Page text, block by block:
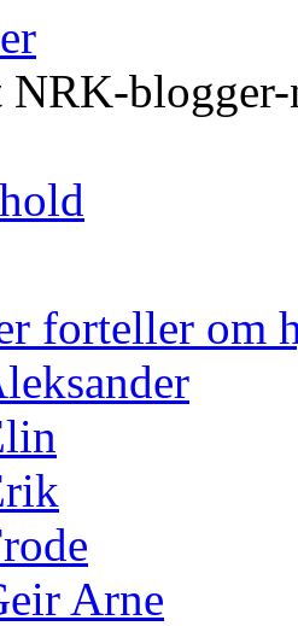
NRK-blogger-
forteller om
Arne